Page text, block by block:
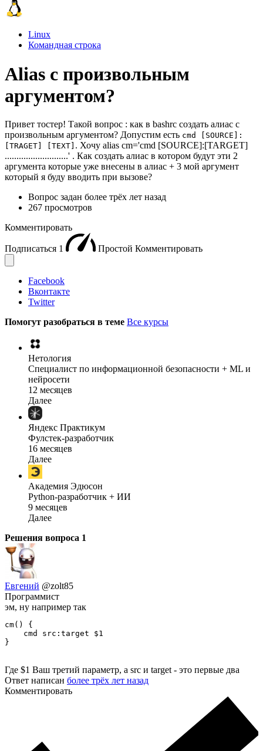
Linux
Командная строка
Alias с произвольным
аргументом?
Привет тостер! Такой вопрос : как в bashrc создать алиас с
произвольным аргументом? Допустим есть cmd [SOURCE]:
[TRAGET] [TEXT] . Хочу alias cm='cmd [SOURCE]:[TARGET]
...........................' . Как создать алиас в котором будут эти 2
аргумента которые уже внесены в алиас + 3 мой аргумент
который я буду вводить при вызове?
Вопрос задан более трёх лет назад
267 просмотров
Комментировать
Подписаться 1 Простой Комментировать
Facebook
Вконтакте
Twitter
Помогут разобраться в теме Все курсы
Нетология
Специалист по информационной безопасности + ML и
нейросети
12 месяцев
Далее
Яндекс Практикум
Фулстек-разработчик
16 месяцев
Далее
Академия Эдюсон
Python-разработчик + ИИ
9 месяцев
Далее
Решения вопроса 1
Евгений @zolt85
Программист
эм, ну например так
cm() {
    cmd src:target $1
}
Где $1 Ваш третий параметр, а src и target - это первые два
Ответ написан более трёх лет назад
Комментировать